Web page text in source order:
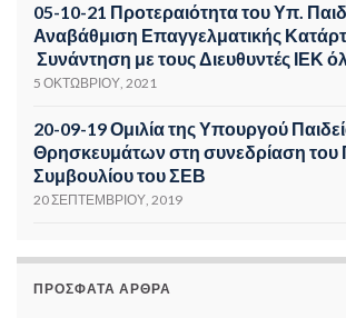
05-10-21 Προτεραιότητα του Υπ.
Αναβάθμιση Επαγγελματικής
Συνάντηση με τους Διευθυντές ΙΕΚ
5 ΟΚΤΩΒΡΊΟΥ, 2021
20-09-19 Ομιλία της Υπουργού
Θρησκευμάτων στη συνεδρίαση του
Συμβουλίου του ΣΕΒ
20 ΣΕΠΤΕΜΒΡΊΟΥ, 2019
ΠΡΌΣΦΑΤΑ ΆΡΘΡΑ